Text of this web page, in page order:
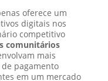
oferece um
digitais nos
competitivo
comunitários
mais
pagamento
em um mercado